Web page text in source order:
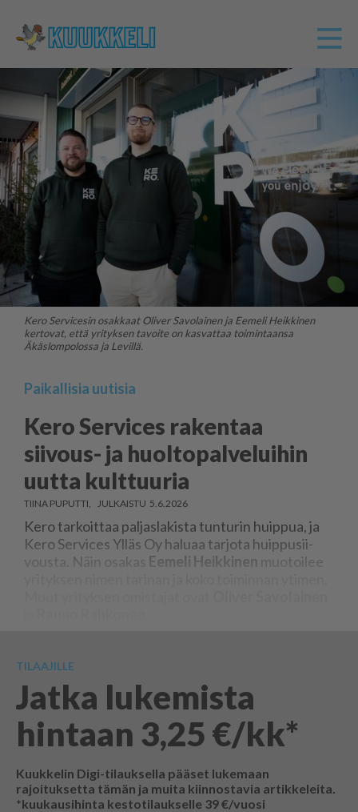
Kero Servicesin osakkaat Oliver Savolainen ja Eemeli Heikkinen
kertovat, että yrityksen tavoite on kasvattaa toimintaansa
Äkäslompolossa ja Levillä.
Paikallisia uutisia
Kero Services rakentaa
siivous- ja huoltopalveluihin
uutta kulttuuria
TIINA PUPUTTI 5.6.2026
Kero tar­koit­taa pal­jas­la­kis­ta tun­tu­rin huip­pua, ja
Kero Ser­vi­ces Yl­läs Oy ha­lu­aa tar­jo­ta huip­pu­sii­
vous­ta. Näin osa­kas Ee­me­li Heik­ki­nen muo­toi­lee
TILAAJILLE
Jatka lukemista
hintaan 3,25 €/kk*
Kuukkelin Digi-tilauksella pääset lukemaan
rajoituksetta tämän ja muita kiinnostavia artikkeleita.
*kuukausihinta kestotilaukselle 39 €/vuosi